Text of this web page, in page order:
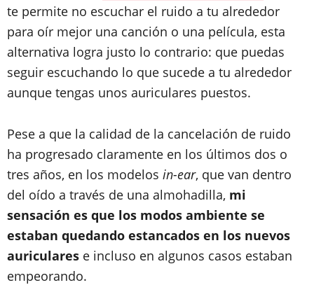
te permite no escuchar el ruido a tu alrededor
para oír mejor una canción o una película, esta
alternativa logra justo lo contrario: que puedas
seguir escuchando lo que sucede a tu alrededor
aunque tengas unos auriculares puestos.
Pese a que la calidad de la cancelación de ruido
ha progresado claramente en los últimos dos o
tres años, en los modelos in-ear, que van dentro
del oído a través de una almohadilla, mi
sensación es que los modos ambiente se
estaban quedando estancados en los nuevos
auriculares e incluso en algunos casos estaban
empeorando.